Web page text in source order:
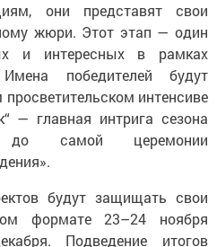
они представят свои
жюри. Этот этап — один
и интересных в рамках
победителей будут
интенсиве
— главная интрига сезона
до самой церемонии
будут защищать свои
формате 23–24 ноября
Подведение итогов